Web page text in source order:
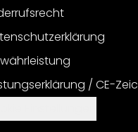
/ CE-